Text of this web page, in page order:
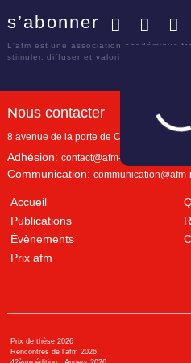
s’abonner
L'afm est une association académique
stimuler, diffuser et valoriser le savoir
Nous contacter
8 avenue de la porte de Champerret
Adhésion: contact@afm-marketing.org
Communication:
Accueil
Publications
Évènements
Prix afm
Prix de thèse 2026
Rencontres de l'afm 2026